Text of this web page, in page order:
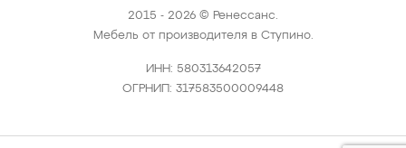
2015 - 2026 © Ренессанс.
Мебель от производителя в Ступино.
ИНН: 580313642057
ОГРНИП: 317583500009448